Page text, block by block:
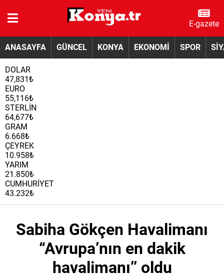
E-gazete
ANASAYFA GÜNCEL KONYA EKONOMİ SPOR
DOLAR
47,831₺
EURO
55,116₺
STERLİN
64,677₺
GRAM
6.668₺
ÇEYREK
10.958₺
YARIM
21.850₺
CUMHURİYET
43.232₺
Sabiha Gökçen Havalimanı
“Avrupa’nın en dakik
havalimanı’’ oldu